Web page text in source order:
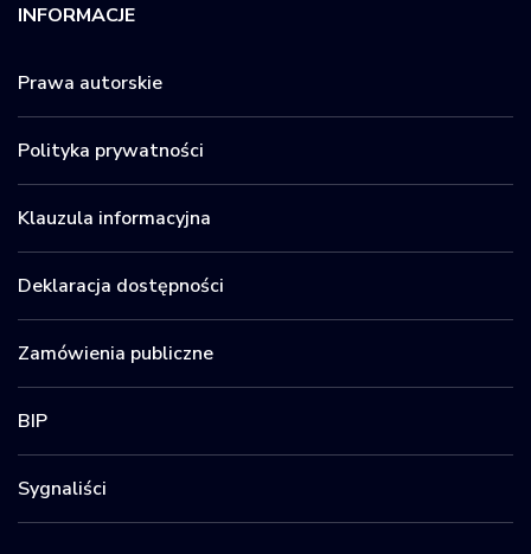
INFORMACJE
Prawa autorskie
Polityka prywatności
Klauzula informacyjna
Deklaracja dostępności
Zamówienia publiczne
BIP
Sygnaliści